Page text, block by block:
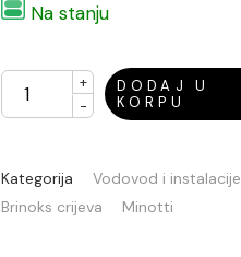
Na stanju
+
-
DODAJ U
KORPU
Kategorija
Vodovod i instalacije
Brinoks crijeva
Minotti